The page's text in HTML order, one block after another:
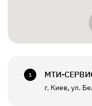
1 МТИ-
г. Киев, ул.